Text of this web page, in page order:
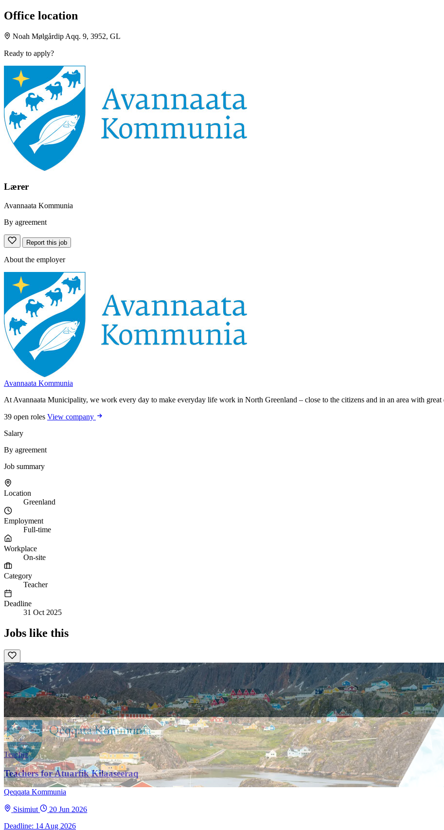
Office location
Noah Mølgårdip Aqq. 9, 3952, GL
Ready to apply?
Lærer
Avannaata Kommunia
By agreement
Report this job
About the employer
Avannaata Kommunia
At Avannaata Municipality, we work every day to make everyday life work in North Greenland – close to the citizens and in an area with great
39 open roles View company
Salary
By agreement
Job summary
Location
Greenland
Employment
Full-time
Workplace
On-site
Category
Teacher
Deadline
31 Oct 2025
Jobs like this
Teacher
Teachers for Atuarfik Kilaaseeraq
Qeqqata Kommunia
Sisimiut
20 Jun 2026
Deadline: 14 Aug 2026